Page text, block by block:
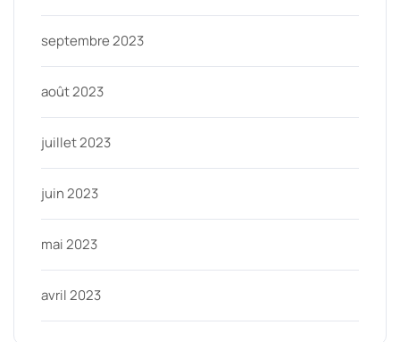
septembre 2023
août 2023
juillet 2023
juin 2023
mai 2023
avril 2023